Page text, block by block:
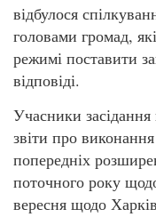
відбулося
головами громад,
режимі поставити
відповіді.
Учасники засідання
звіти про
попередніх
поточного року
вересня щодо